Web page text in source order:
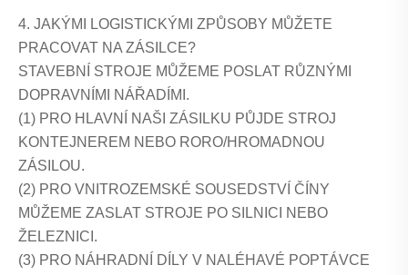
4. JAKÝMI LOGISTICKÝMI ZPŮSOBY MŮŽETE
PRACOVAT NA ZÁSILCE?
STAVEBNÍ STROJE MŮŽEME POSLAT RŮZNÝMI
DOPRAVNÍMI NÁŘADÍMI.
(1) PRO HLAVNÍ NAŠI ZÁSILKU PŮJDE STROJ
KONTEJNEREM NEBO RORO/HROMADNOU
ZÁSILOU.
(2) PRO VNITROZEMSKÉ SOUSEDSTVÍ ČÍNY
MŮŽEME ZASLAT STROJE PO SILNICI NEBO
ŽELEZNICI.
(3) PRO NÁHRADNÍ DÍLY V NALÉHAVÉ POPTÁVCE